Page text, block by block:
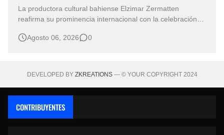
La productora cultural bahiense Elzimar Zermatten
reafirma su prominencia internacional con la celebración
celebración une la cultura, la espiritualidad y la tradición
Agosto 06, 2026 0
DEVELOPED BY ZKREATIONS— © YOUR COPYRIGHT 2024
CONTRIBUYENTES